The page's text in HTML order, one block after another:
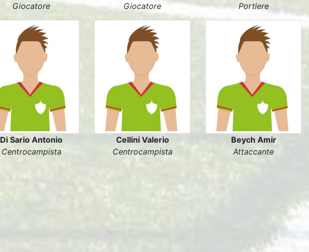
Giocatore
Giocatore
Portiere
Di Sario Antonio
Centrocampista
Cellini Valerio
Centrocampista
Beych Amir
Attaccante